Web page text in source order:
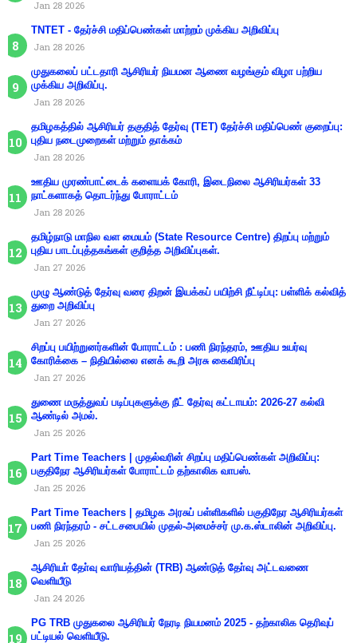
Jan 28 2026
TNTET - தேர்ச்சி மதிப்பெண்கள் மாற்றம் முக்கிய அறிவிப்பு
Jan 28 2026
முதுகலைப் பட்டதாரி ஆசிரியர் நியமன ஆணை வழங்கும் விழா பற்றிய
முக்கிய அறிவிப்பு.
Jan 28 2026
தமிழகத்தில் ஆசிரியர் தகுதித் தேர்வு (TET) தேர்ச்சி மதிப்பெண் குறைப்பு:
புதிய நடைமுறைகள் மற்றும் தாக்கம்
Jan 28 2026
ஊதிய முரண்பாட்டைக் களையக் கோரி, இடைநிலை ஆசிரியர்கள் 33
நாட்களாகத் தொடர்ந்து போராட்டம்
Jan 28 2026
தமிழ்நாடு மாநில வள மையம் (State Resource Centre) திறப்பு மற்றும்
புதிய பாடப்புத்தகங்கள் குறித்த அறிவிப்புகள்.
Jan 27 2026
முழு ஆண்டுத் தேர்வு வரை திறன் இயக்கப் பயிற்சி நீட்டிப்பு: பள்ளிக் கல்வித்
துறை அறிவிப்பு
Jan 27 2026
சிறப்பு பயிற்றுனர்களின் போராட்டம் : பணி நிரந்தரம், ஊதிய உயர்வு
கோரிக்கை – நிதியில்லை எனக் கூறி அரசு கைவிரிப்பு
Jan 27 2026
துணை மருத்துவப் படிப்புகளுக்கு நீட் தேர்வு கட்டாயம்: 2026-27 கல்வி
ஆண்டில் அமல்.
Jan 25 2026
Part Time Teachers | முதல்வரின் சிறப்பு மதிப்பெண்கள் அறிவிப்பு:
பகுதிநேர ஆசிரியர்கள் போராட்டம் தற்காலிக வாபஸ்.
Jan 25 2026
Part Time Teachers | தமிழக அரசுப் பள்ளிகளில் பகுதிநேர ஆசிரியர்கள்
பணி நிரந்தரம் - சட்டசபையில் முதல்-அமைச்சர் மு.க.ஸ்டாலின் அறிவிப்பு.
Jan 25 2026
ஆசிரியா் தோ்வு வாரியத்தின் (TRB) ஆண்டுத் தோ்வு அட்டவணை
வெளியீடு
Jan 24 2026
PG TRB முதுகலை ஆசிரியர் நேரடி நியமனம் 2025 - தற்காலிக தெரிவுப்
பட்டியல் வெளியீடு.